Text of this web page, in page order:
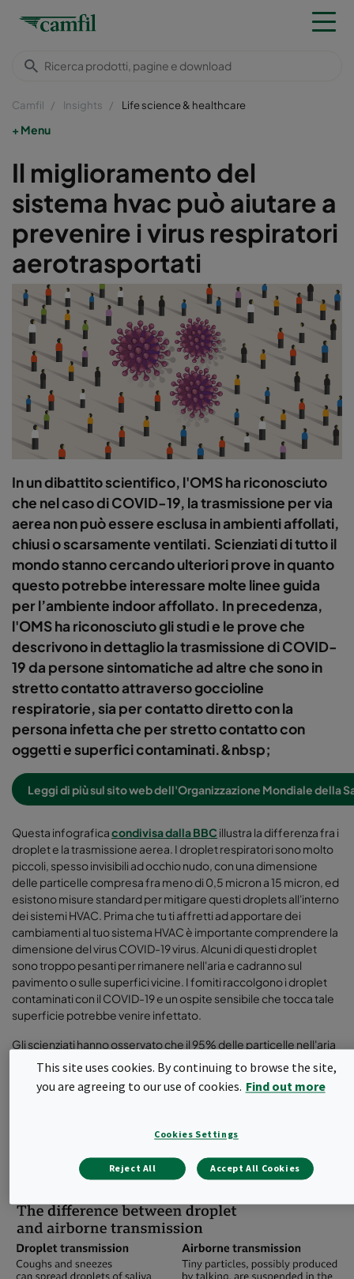
Camfil Insights Life science & healthcare
Menu
Il miglioramento del
sistema hvac può aiutare a
prevenire i virus respiratori
aerotrasportati
In un dibattito scientifico, l'OMS ha riconosciuto
che nel caso di COVID-19, la trasmissione per via
aerea non può essere esclusa in ambienti affollati,
chiusi o scarsamente ventilati. Scienziati di tutto il
mondo stanno cercando ulteriori prove in quanto
questo potrebbe interessare molte linee guida
per l’ambiente indoor affollato. In precedenza,
l'OMS ha riconosciuto gli studi e le prove che
descrivono in dettaglio la trasmissione di COVID-
19 da persone sintomatiche ad altre che sono in
stretto contatto attraverso goccioline
respiratorie, sia per contatto diretto con la
persona infetta che per stretto contatto con
oggetti e superfici contaminati.&nbsp;
Leggi di più sul sito web dell'Organizzazione Mondiale della
Questa infograficacondivisa dalla BBC illustra la differenza fra i
droplet e la trasmissione aerea. I droplet respiratori sono molto
piccoli, spesso invisibili ad occhio nudo, con una dimensione
delle particelle compresa fra meno di 0,5 micron a 15 micron, ed
esistono misure standard per mitigare questi droplets all'interno
dei sistemi HVAC. Prima che tu ti affretti ad apportare dei
cambiamenti al tuo sistema HVAC è importante comprendere la
dimensione del virus COVID-19 virus. Alcuni di questi droplet
sono troppo pesanti per rimanere nell'aria e cadranno sul
pavimento o sulle superfici vicine. I fomiti raccolgono i droplet
contaminati con il COVID-19 e un ospite sensibile che tocca tale
superficie potrebbe venire infettato.
Gli scienziati hanno osservato che il 95% delle particelle nell'aria
sono spesso inferiori a 100 μm (μm = micrometro), e fra queste ci
sono le particelle submicroniche che sono inferiori a 1 micron. I
droplet compresi nella gamma 0,5–20,0 μm che fluttuano
virus (diametro da 0,015 µm a 0,4 µm), essi sono contrassegnati
con la stessa categoria degli inquinanti definiti come PM1.
This site uses cookies. By continuing to browse the site,
you are agreeing to our use of cookies. Find out more
Cookies Settings
Reject All Accept All Cookies